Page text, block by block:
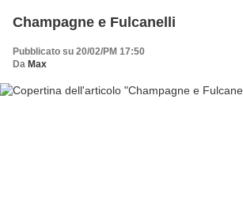
Champagne e Fulcanelli
Pubblicato su 20/02/PM 17:50
Da Max